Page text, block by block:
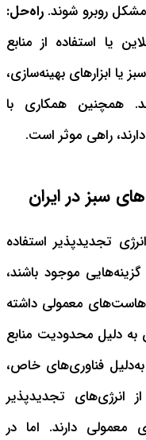
روبرو شوند. راه‌حل:
یا استفاده از منابع
یا ابزارهای بهینه‌سازی،
همچنین همکاری با
راهی موثر است.
تجدیدپذیر استفاده
موجود باشند،
معمولی داشته
دلیل محدودیت منابع
فناوری‌های خاص،
انرژی‌های تجدیدپذیر
دارند. اما در